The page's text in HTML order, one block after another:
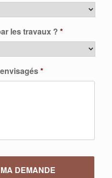
les travaux ? *
*